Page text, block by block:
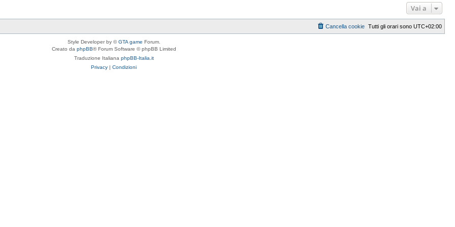
Vai a
Tutti gli orari sono UTC+02:00
Cancella cookie
Style Developer by ©GTA game Forum.
Creato da phpBB® Forum Software © phpBB Limited
Traduzione Italiana phpBB-Italia.it
Privacy | Condizioni